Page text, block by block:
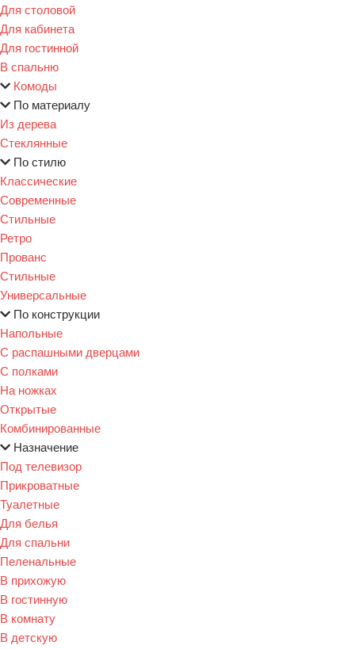
Для столовой
Для кабинета
Для гостинной
В спальню
Комоды
По материалу
Из дерева
Стеклянные
По стилю
Классические
Современные
Стильные
Ретро
Прованс
Стильные
Универсальные
По конструкции
Напольные
С распашными дверцами
С полками
На ножках
Открытые
Комбинированные
Назначение
Под телевизор
Прикроватные
Туалетные
Для белья
Для спальни
Пеленальные
В прихожую
В гостинную
В комнату
В детскую